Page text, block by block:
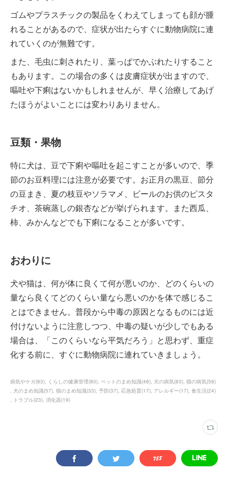
ゴムやプラスチックの製品をくわえてしまっても顔が腫
れることがあるので、症状が出たらすぐに動物病院に連
れていくのが無難です。
また、毛虫に刺されたり、葉っぱでかぶれたりすること
もあります。この場合の多くは皮膚症状が出ますので、
嘔吐や下痢はないかもしれませんが、早く治療してあげ
たほうがよいことには変わりありません。
豆類・果物
特に犬は、豆で下痢や嘔吐を起こすことが多いので、季
節のお豆料理には注意が必要です。お正月の黒豆、節分
の豆まき、夏の枝豆やソラマメ、ビールのお供のピスタ
チオ、茶碗蒸しの銀杏などが挙げられます。また西瓜、
柿、みかんなどでも下痢になることが多いです。
おわりに
犬や猫は、何が体に良くて何が悪いのか、どのくらいの
量なら良くてどのくらい量なら悪いのかを体で感じるこ
とはできません。普段から中毒の原因となるものには近
付けないように注意しつつ、中毒の疑いが少しでもある
場合は、「このくらいなら平気だろう」と思わず、重症
化する前に、すぐに動物病院に連れていきましょう。
病気やケガ(83) くらしの健康管理(80) ペットのまめ知識(48) 犬の病気(83) 猫の病気(58)
犬のまめ知識(57) 猫のまめ知識(33) 予防(37) 応急処置(17) アレルギー(17) 食生活(24)
トラブル(23) 消化器(19)